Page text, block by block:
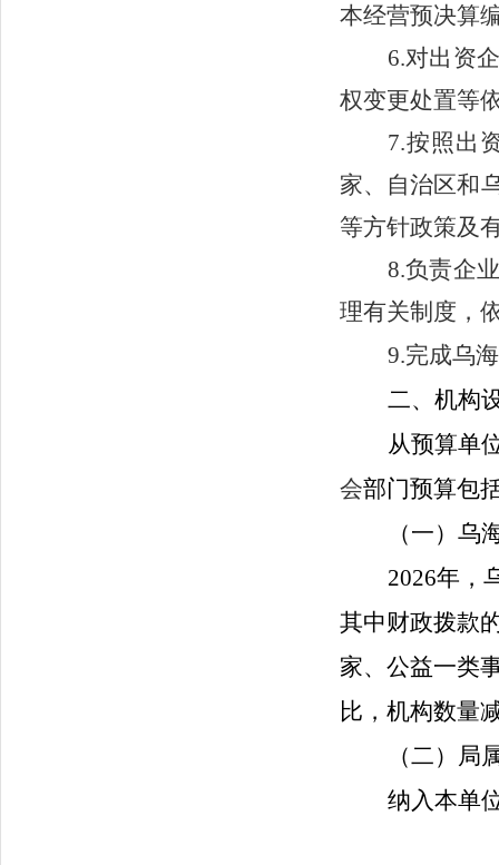
本经营预决算
6.对出资
权变更处置等
7.按照出
家、自治区和
等方针政策及
8.负责企
理有关制度，
9.完成乌
二、机构
从预算单
会部门预算包
（一）乌
2026年 ，
其中财政拨款
家、公益一类
比，机构数量
（二）局
纳入本单